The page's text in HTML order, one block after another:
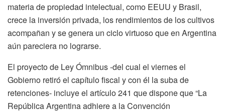
materia de propiedad intelectual, como EEUU y Brasil,
crece la inversión privada, los rendimientos de los cultivos
acompañan y se genera un ciclo virtuoso que en Argentina
aún pareciera no lograrse.
El proyecto de Ley Ómnibus -del cual el viernes el
Gobierno retiró el capítulo fiscal y con él la suba de
retenciones- incluye el artículo 241 que dispone que “La
República Argentina adhiere a la Convención